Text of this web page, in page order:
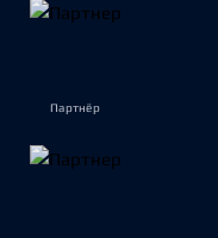
Партнёр